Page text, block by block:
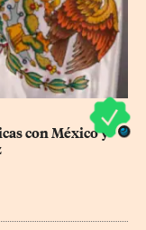
con México y